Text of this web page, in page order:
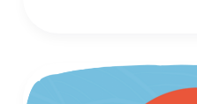
Lancement